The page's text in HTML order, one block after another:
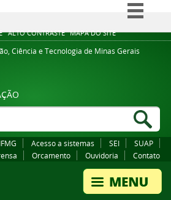
ALTO CONTRASTE MAPA DO SITE
Simplifique!
Comunica BR
Legislação
Ciência e Tecnologia de Minas Gerais
Acesso a sistemas SEI
SUAP
Orcamento Ouvidoria Contato